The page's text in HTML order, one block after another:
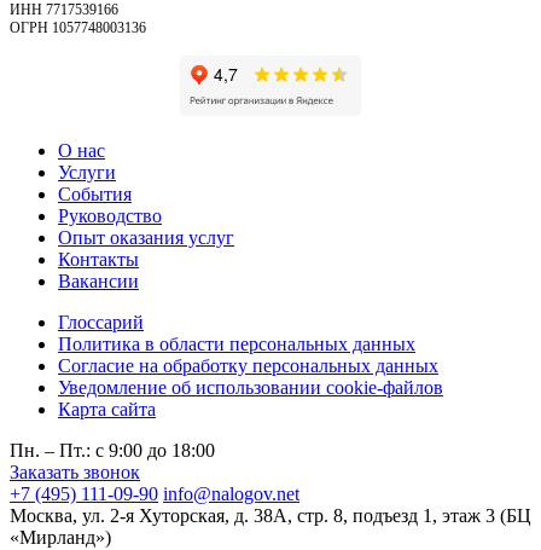
ИНН 7717539166
ОГРН 1057748003136
О нас
Услуги
События
Руководство
Опыт оказания услуг
Контакты
Вакансии
Глоссарий
Политика в области персональных данных
Согласие на обработку персональных данных
Уведомление об использовании cookie-файлов
Карта сайта
Пн. – Пт.: с 9:00 до 18:00
Заказать звонок
+7 (495) 111-09-90 info@nalogov.net
Москва, ул. 2-я Хуторская, д. 38А, стр. 8, подъезд 1, этаж 3 (БЦ
«Мирланд»)